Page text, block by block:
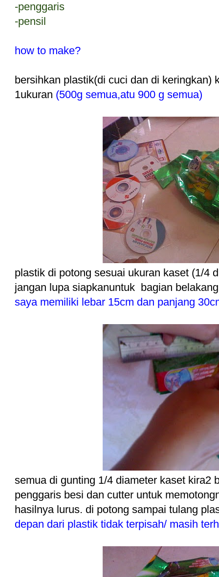
-penggaris
-pensil
how to make?
bersihkan plastik(di cuci dan di keringkan)
1ukuran (500g semua,atu 900 g semua)
plastik di potong sesuai ukuran kaset (1/4
jangan lupa siapkanuntuk bagian
saya memiliki lebar 15cm dan panjang
semua di gunting 1/4 diameter kaset kira2
penggaris besi dan cutter untuk
hasilnya lurus. di potong sampai tulang
depan dari plastik tidak terpisah/ masih